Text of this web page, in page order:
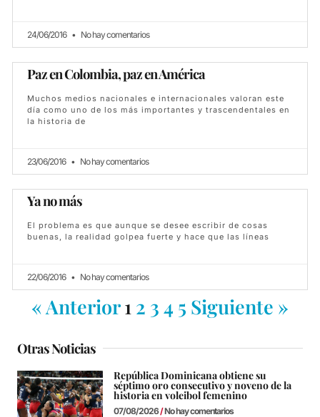
24/06/2016 No hay comentarios
Paz en Colombia, paz en América
Muchos medios nacionales e internacionales valoran este
día como uno de los más importantes y trascendentales en
la historia de
23/06/2016 No hay comentarios
Ya no más
El problema es que aunque se desee escribir de cosas
buenas, la realidad golpea fuerte y hace que las líneas
22/06/2016 No hay comentarios
« Anterior1 2 34 5 Siguiente »
Otras Noticias
República Dominicana obtiene su
séptimo oro consecutivo y noveno de la
historia en voleibol femenino
07/08/2026 No hay comentarios